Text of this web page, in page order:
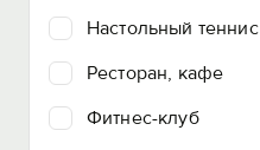
Настольный теннис
Ресторан, кафе
Фитнес-клуб